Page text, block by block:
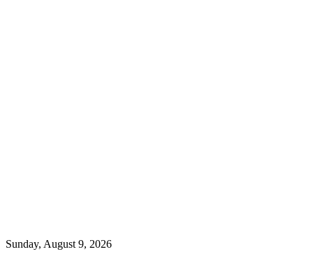
Sunday, August 9, 2026